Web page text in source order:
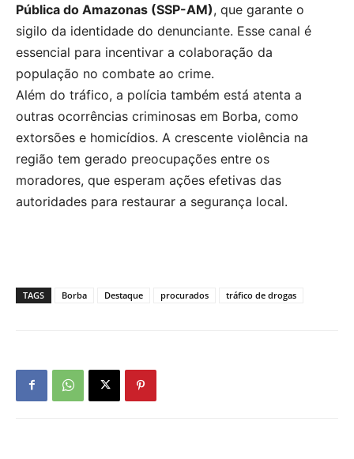
Pública do Amazonas (SSP-AM), que garante o
sigilo da identidade do denunciante. Esse canal é
essencial para incentivar a colaboração da
população no combate ao crime.
Além do tráfico, a polícia também está atenta a
outras ocorrências criminosas em Borba, como
extorsões e homicídios. A crescente violência na
região tem gerado preocupações entre os
moradores, que esperam ações efetivas das
autoridades para restaurar a segurança local.
TAGS Borba Destaque procurados tráfico de drogas